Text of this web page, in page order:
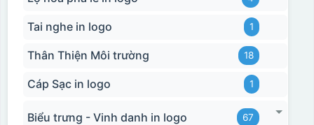
Tai nghe in logo 1
Thân Thiện Môi trường 18
Cáp Sạc in logo 1
Biểu trưng - Vinh danh in logo 67